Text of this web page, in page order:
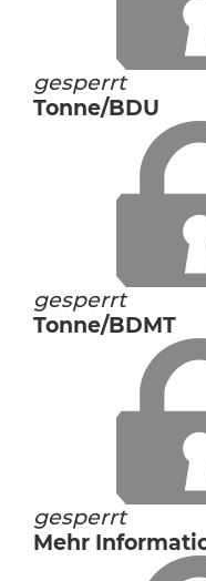
gesperrt
Tonne/BDU
gesperrt
Tonne/BDMT
gesperrt
Mehr